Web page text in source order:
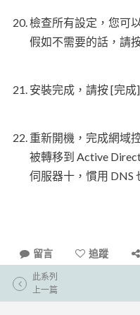
檢查所有設定，您可
假如不需要的話，請
安裝完成，請按 [完
重新開機，完成網域
被轉移到 Active
伺服器十，慣用 DNS
留言 追蹤
此系列
上一篇